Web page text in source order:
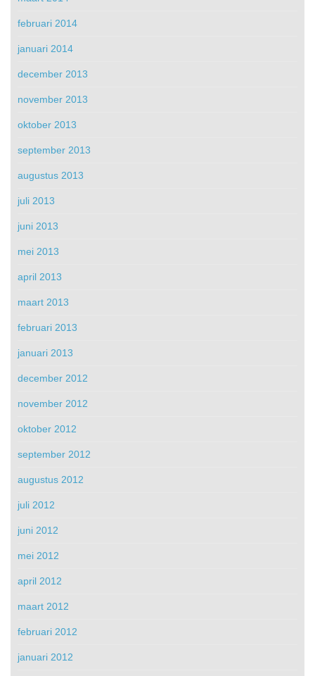
februari 2014
januari 2014
december 2013
november 2013
oktober 2013
september 2013
augustus 2013
juli 2013
juni 2013
mei 2013
april 2013
maart 2013
februari 2013
januari 2013
december 2012
november 2012
oktober 2012
september 2012
augustus 2012
juli 2012
juni 2012
mei 2012
april 2012
maart 2012
februari 2012
januari 2012